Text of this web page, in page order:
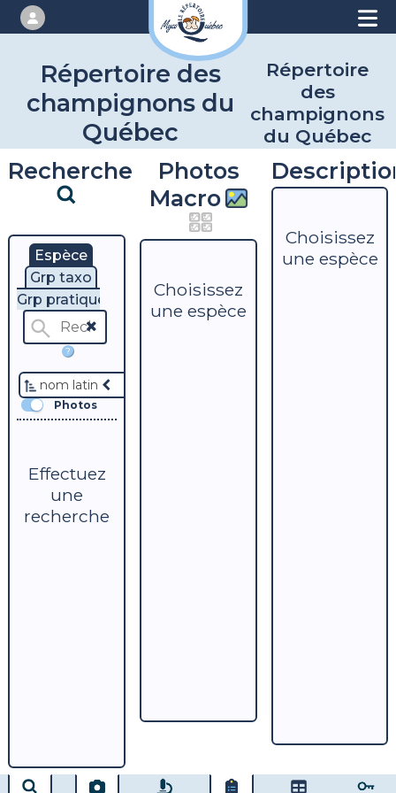
Répertoire des
champignons du
Québec
Répertoire
des
champignons
du Québec
Recherche
Espèce
Grp taxo
Grp pratique
?
nom latin
Photos
Effectuez
une
recherche
Photos
Macro
Choisissez
une espèce
Choisissez
une espèce